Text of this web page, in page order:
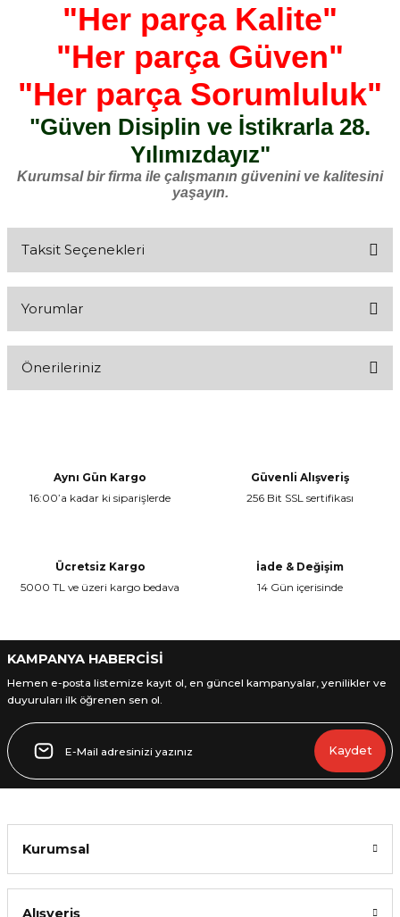
"Her parça Kalite"
"Her parça Güven"
"Her parça Sorumluluk"
"Güven Disiplin ve İstikrarla 28.
Yılımızdayız"
Kurumsal bir firma ile çalışmanın güvenini ve kalitesini
yaşayın.
Taksit Seçenekleri
Yorumlar
Önerileriniz
Ürün resmi kalitesiz, bozuk veya görüntülenemiyor.
Gönder
Aynı Gün Kargo
16:00’a kadar ki siparişlerde
Güvenli Alışveriş
256 Bit SSL sertifikası
Ücretsiz Kargo
5000 TL ve üzeri kargo bedava
İade & Değişim
14 Gün içerisinde
KAMPANYA HABERCİSİ
Hemen e-posta listemize kayıt ol, en güncel kampanyalar, yenilikler ve
duyuruları ilk öğrenen sen ol.
Kaydet
Kurumsal
Alışveriş